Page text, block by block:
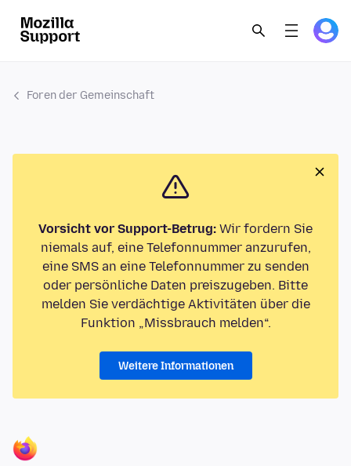
Foren der Gemeinschaft
Vorsicht vor Support-Betrug: Wir fordern Sie
niemals auf, eine Telefonnummer anzurufen,
eine SMS an eine Telefonnummer zu senden
oder persönliche Daten preiszugeben. Bitte
melden Sie verdächtige Aktivitäten über die
Funktion „Missbrauch melden“.
Weitere Informationen